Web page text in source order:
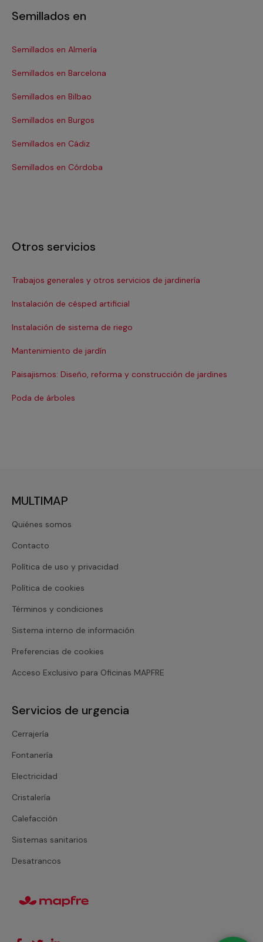
Semillados en
Semillados en Almería
Semillados en Barcelona
Semillados en Bilbao
Semillados en Burgos
Semillados en Cádiz
Semillados en Córdoba
Otros servicios
Trabajos generales y otros servicios de jardinería
Instalación de césped artificial
Instalación de sistema de riego
Mantenimiento de jardín
Paisajismos: Diseño, reforma y construcción de jardines
Poda de árboles
MULTIMAP
Quiénes somos
Contacto
Política de uso y privacidad
Política de cookies
Términos y condiciones
Sistema interno de información
Preferencias de cookies
Acceso Exclusivo para Oficinas MAPFRE
Servicios de urgencia
Cerrajería
Fontanería
Electricidad
Cristalería
Calefacción
Sistemas sanitarios
Desatrancos